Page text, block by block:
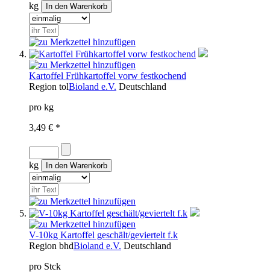
kg
Kartoffel Frühkartoffel vorw festkochend
Region tolBioland e.V. Deutschland
pro kg
3,49 € *
kg
V-10kg Kartoffel geschält/geviertelt f.k
Region bhdBioland e.V. Deutschland
pro Stck